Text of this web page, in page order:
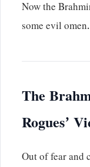
Now the
some evil omen.
The
Rogues’
Out of fear and